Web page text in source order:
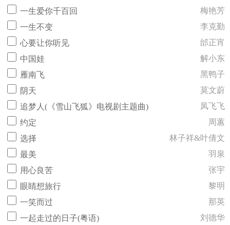
一生爱你千百回
梅艳芳
一生不变
李克勤
心要让你听见
邰正宵
中国娃
解小东
雁南飞
黑鸭子
阴天
莫文蔚
追梦人(《雪山飞狐》电视剧主题曲)
凤飞飞
约定
周蕙
选择
林子祥&叶倩文
最美
羽泉
用心良苦
张宇
眼睛想旅行
黎明
一笑而过
那英
一起走过的日子(粤语)
刘德华